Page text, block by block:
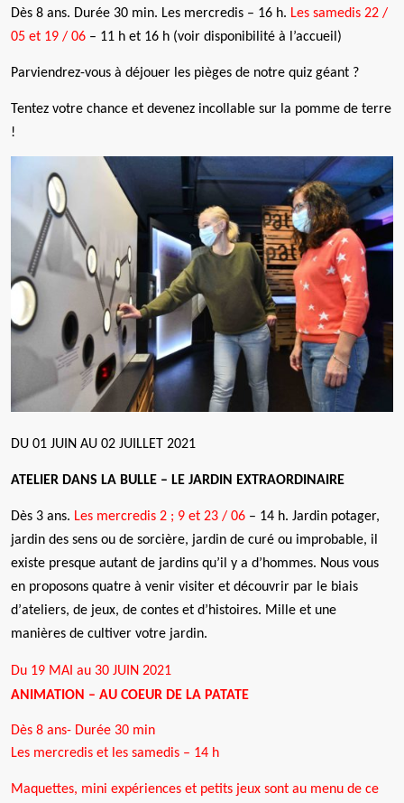
Dès 8 ans. Durée 30 min. Les mercredis – 16 h. Les samedis 22 /
05 et 19 / 06 – 11 h et 16 h (voir disponibilité à l’accueil)
Parviendrez-vous à déjouer les pièges de notre quiz géant ?
Tentez votre chance et devenez incollable sur la pomme de terre
!
DU 01 JUIN AU 02 JUILLET 2021
ATELIER DANS LA BULLE – LE JARDIN EXTRAORDINAIRE
Dès 3 ans. Les mercredis 2 ; 9 et 23 / 06 – 14 h. Jardin potager,
jardin des sens ou de sorcière, jardin de curé ou improbable, il
existe presque autant de jardins qu’il y a d’hommes. Nous vous
en proposons quatre à venir visiter et découvrir par le biais
d’ateliers, de jeux, de contes et d’histoires. Mille et une
manières de cultiver votre jardin.
Du 19 MAI au 30 JUIN 2021
ANIMATION – AU COEUR DE LA PATATE
Dès 8 ans- Durée 30 min
Les mercredis et les samedis – 14 h
Maquettes, mini expériences et petits jeux sont au menu de ce